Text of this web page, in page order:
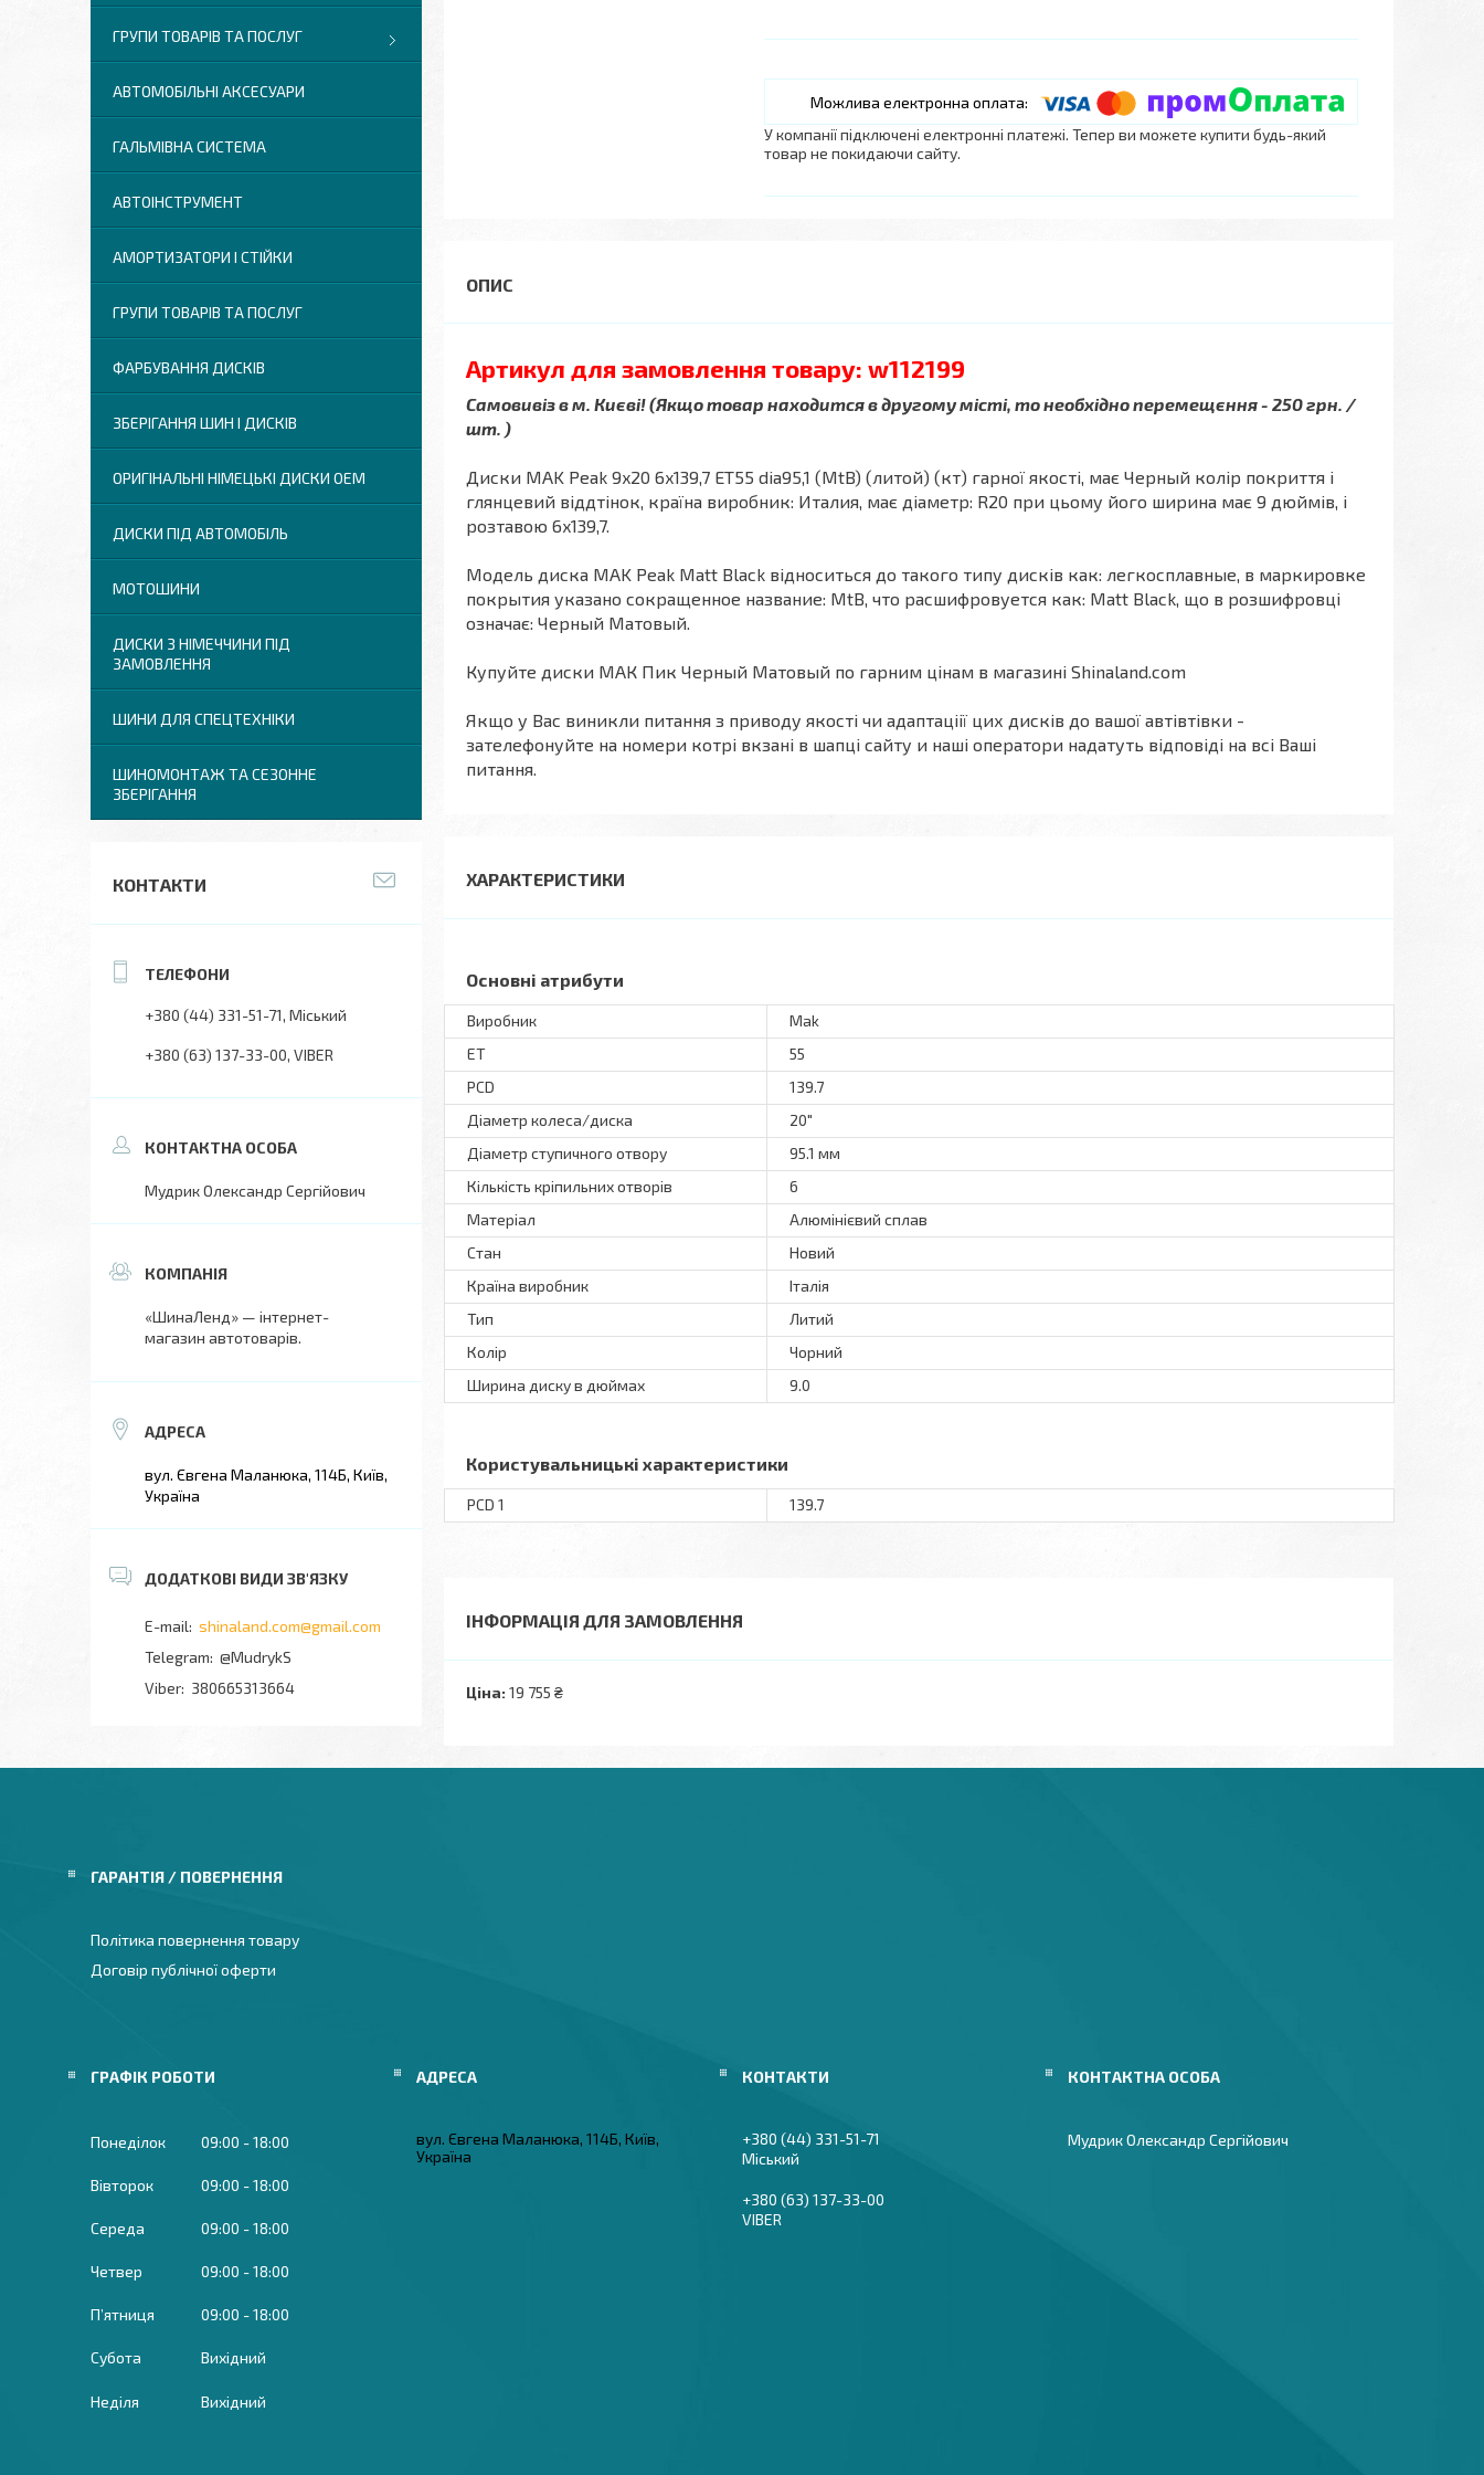
У компанії підключені електронні платежі. Тепер ви можете купити будь-який
товар не покидаючи сайту.
Артикул для замовлення товару: w112199
Самовивіз в м. Києві! (Якщо товар находится в другому місті, то необхідно перемещєння - 250 грн. /
шт. )
Диски MAK Peak 9x20 6x139,7 ET55 dia95,1 (MtB) (литой) (кт) гарної якості, має Черный колір покриття і
глянцевий віддтінок, країна виробник: Италия, має діаметр: R20 при цьому його ширина має 9 дюймів, і
розтавою 6x139,7.
Модель диска MAK Peak Matt Black відноситься до такого типу дисків как: легкосплавные, в маркировке
покрытия указано сокращенное название: MtB, что расшифровуется как: Matt Black, що в розшифровці
означає: Черный Матовый.
Купуйте диски МАК Пик Черный Матовый по гарним цінам в магазині Shinaland.com
Якщо у Вас виникли питання з приводу якості чи адаптаціії цих дисків до вашої автівтівки -
зателефонуйте на номери котрі вкзані в шапці сайту и наші оператори надатуть відповіді на всі Ваші
питання.
ХАРАКТЕРИСТИКИ
Основні атрибути
Виробник
Mak
ET
55
PCD
139.7
Діаметр колеса/диска
20"
Діаметр ступичного отвору
95.1 мм
Кількість кріпильних отворів
6
Матеріал
Алюмінієвий сплав
Стан
Новий
Країна виробник
Італія
Тип
Литий
Колір
Чорний
Ширина диску в дюймах
9.0
Користувальницькі характеристики
PCD 1 139.7
ІНФОРМАЦІЯ ДЛЯ ЗАМОВЛЕННЯ
Ціна: 19 755 ₴
ГРУПИ ТОВАРІВ ТА ПОСЛУГ
АВТОМОБІЛЬНІ АКСЕСУАРИ
ГАЛЬМІВНА СИСТЕМА
АВТОІНСТРУМЕНТ
АМОРТИЗАТОРИ І СТІЙКИ
ГРУПИ ТОВАРІВ ТА ПОСЛУГ
ФАРБУВАННЯ ДИСКІВ
ЗБЕРІГАННЯ ШИН І ДИСКІВ
ОРИГІНАЛЬНІ НІМЕЦЬКІ ДИСКИ OEM
ДИСКИ ПІД АВТОМОБІЛЬ
МОТОШИНИ
ДИСКИ З НІМЕЧЧИНИ ПІД
ЗАМОВЛЕННЯ
ШИНИ ДЛЯ СПЕЦТЕХНІКИ
ШИНОМОНТАЖ ТА СЕЗОННЕ
ЗБЕРІГАННЯ
КОНТАКТИ
+380 (44) 331-51-71 Міський
+380 (63) 137-33-00 VIBER
Мудрик Олександр Сергійович
«ШинаЛенд» — інтернет-
магазин автотоварів.
вул. Євгена Маланюка, 114Б, Київ,
Україна
shinaland.com@gmail.com
@MudrykS
380665313664
ГАРАНТІЯ / ПОВЕРНЕННЯ
Політика повернення товару
Договір публічної оферти
ГРАФІК РОБОТИ
Понеділок 09:00 18:00
Вівторок 09:00 18:00
Середа 09:00 18:00
Четвер 09:00 18:00
Пʼятниця 09:00 18:00
Субота Вихідний
Неділя Вихідний
вул. Євгена Маланюка, 114Б, Київ,
Україна
+380 (44) 331-51-71
Міський
+380 (63) 137-33-00
VIBER
Мудрик Олександр Сергійович